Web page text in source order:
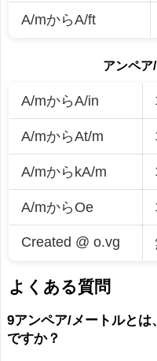
A/mからA/ft
アンペア
A/mからA/in
A/mからAt/m
A/mからkA/m
A/mからOe
Created @ o.vg
よくある質問
9アンペア/メートルと
ですか？